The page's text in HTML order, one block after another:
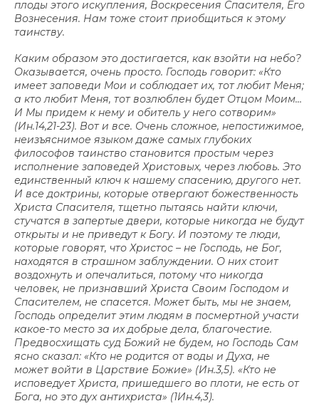
плоды этого искупления, Воскресения Спасителя, Его
Вознесения. Нам тоже стоит приобщиться к этому
таинству.
Каким образом это достигается, как взойти на небо?
Оказывается, очень просто. Господь говорит: «Кто
имеет заповеди Мои и соблюдает их, тот любит Меня;
а кто любит Меня, тот возлюблен будет Отцом Моим…
И Мы придем к нему и обитель у него сотворим»
(Ин.14,21-23). Вот и все. Очень сложное, непостижимое,
неизъяснимое языком даже самых глубоких
философов таинство становится простым через
исполнение заповедей Христовых, через любовь. Это
единственный ключ к нашему спасению, другого нет.
И все доктрины, которые отвергают божественность
Христа Спасителя, тщетно пытаясь найти ключи,
стучатся в запертые двери, которые никогда не будут
открыты и не приведут к Богу. И поэтому те люди,
которые говорят, что Христос – не Господь, не Бог,
находятся в страшном заблуждении. О них стоит
воздохнуть и опечалиться, потому что никогда
человек, не признавший Христа Своим Господом и
Спасителем, не спасется. Может быть, мы не знаем,
Господь определит этим людям в посмертной участи
какое-то место за их добрые дела, благочестие.
Предвосхищать суд Божий не будем, но Господь Сам
ясно сказал: «Кто не родится от воды и Духа, не
может войти в Царствие Божие» (Ин.3,5). «Кто не
исповедует Христа, пришедшего во плоти, не есть от
Бога, но это дух антихриста» (1Ин.4,3).